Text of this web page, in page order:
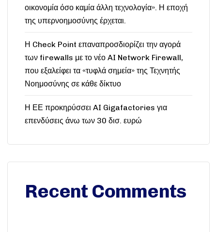
οικονομία όσο καμία άλλη τεχνολογία». Η εποχή
της υπερνοημοσύνης έρχεται.
Η Check Point επαναπροσδιορίζει την αγορά
των firewalls με το νέο AI Network Firewall,
που εξαλείφει τα «τυφλά σημεία» της Τεχνητής
Νοημοσύνης σε κάθε δίκτυο
Η ΕΕ προκηρύσσει AI Gigafactories για
επενδύσεις άνω των 30 δισ. ευρώ
Recent Comments